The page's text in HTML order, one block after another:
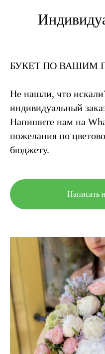
БУКЕТ ПО ВАШИМ
Не нашли, что
индивидуальный
Напишите нам на
пожелания по
бюджету.
Написать